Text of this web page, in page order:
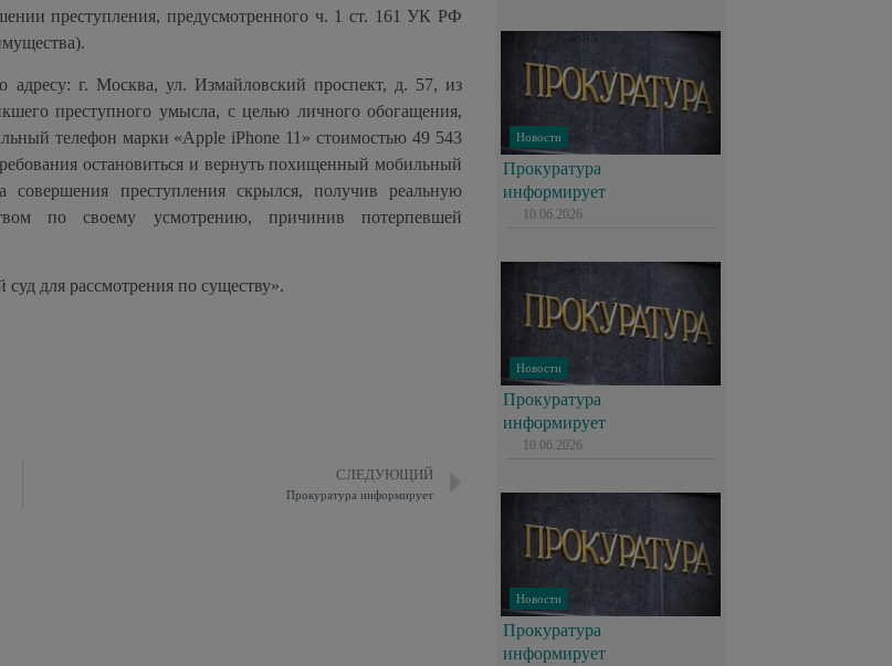
преступления, предусмотренного ч. 1 ст. 161 УК РФ
адресу: г. Москва, ул. Измайловский проспект, д. 57, из
преступного умысла, с целью личного обогащения,
телефон марки «Apple iPhone 11» стоимостью 49 543
остановиться и вернуть похищенный мобильный
преступления скрылся, получив реальную
по своему усмотрению, причинив потерпевшей
для рассмотрения по существу».
СЛЕДУЮЩИЙ
Прокуратура информирует
Новости
Прокуратура
информирует
10.06.2026
Новости
Прокуратура
информирует
10.06.2026
Новости
Прокуратура
информирует